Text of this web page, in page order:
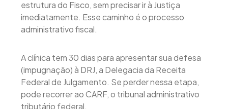
estrutura do Fisco, sem precisar ir à Justiça
imediatamente. Esse caminho é o processo
administrativo fiscal.
A clínica tem 30 dias para apresentar sua defesa
(impugnação) à DRJ, a Delegacia da Receita
Federal de Julgamento. Se perder nessa etapa,
pode recorrer ao CARF, o tribunal administrativo
tributário federal.